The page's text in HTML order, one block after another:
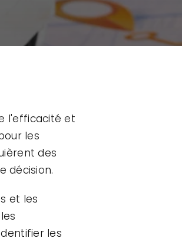
l'efficacité et
les
des
décision.
et les
les